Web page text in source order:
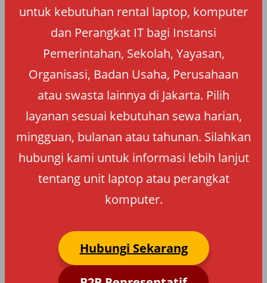
untuk kebutuhan rental laptop, komputer
dan Perangkat IT bagi Instansi
Pemerintahan, Sekolah, Yayasan,
Organisasi, Badan Usaha, Perusahaan
atau swasta lainnya di Jakarta. Pilih
layanan sesuai kebutuhan sewa harian,
mingguan, bulanan atau tahunan. Silahkan
hubungi kami untuk informasi lebih lanjut
tentang unit laptop atau perangkat
komputer.
Hubungi Sekarang